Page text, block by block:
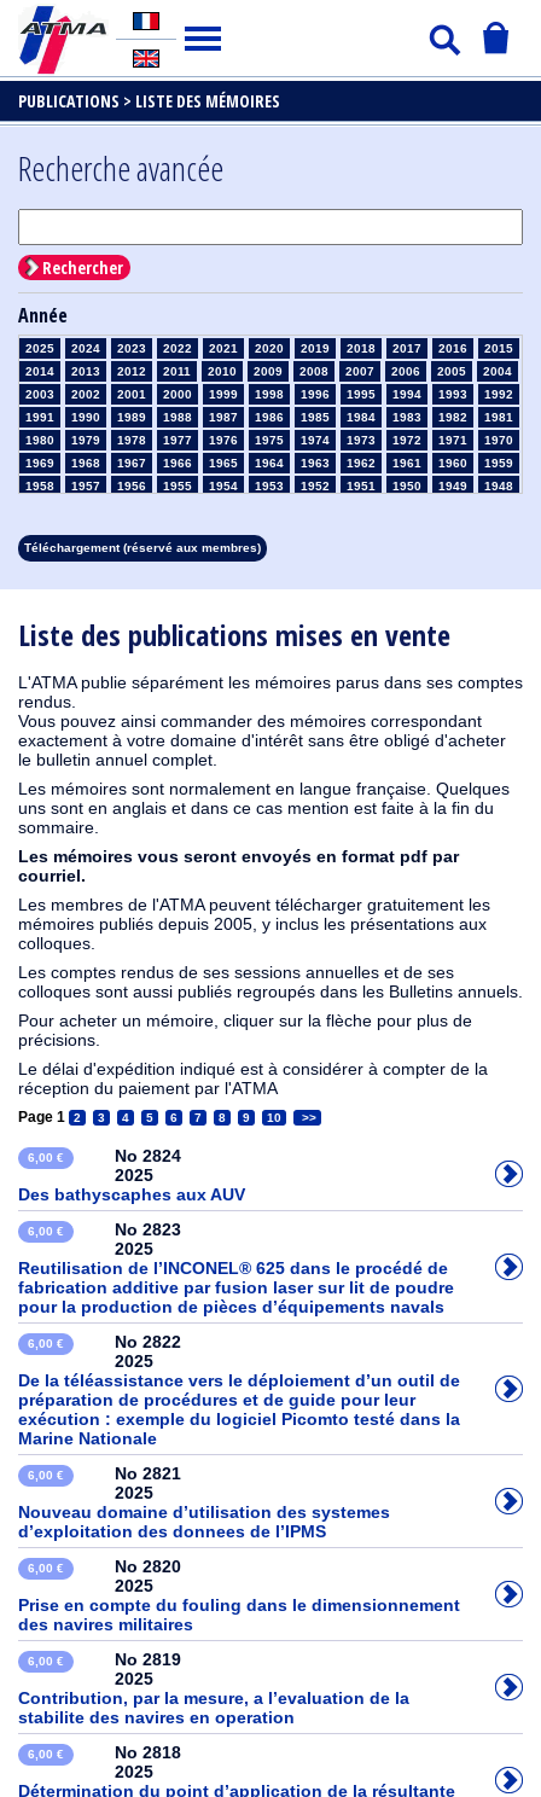
PUBLICATIONS > LISTE DES MÉMOIRES
Liste des publications mises en vente
L'ATMA publie séparément les mémoires parus dans ses comptes
rendus.
Vous pouvez ainsi commander des mémoires correspondant
exactement à votre domaine d'intérêt sans être obligé d'acheter
le bulletin annuel complet.
Les mémoires sont normalement en langue française. Quelques
uns sont en anglais et dans ce cas mention est faite à la fin du
sommaire.
Les mémoires vous seront envoyés en format pdf par
courriel.
Les membres de l'ATMA peuvent télécharger gratuitement les
mémoires publiés depuis 2005, y inclus les présentations aux
colloques.
Les comptes rendus de ses sessions annuelles et de ses
colloques sont aussi publiés regroupés dans les Bulletins annuels.
Pour acheter un mémoire, cliquer sur la flèche pour plus de
précisions.
Le délai d'expédition indiqué est à considérer à compter de la
réception du paiement par l'ATMA
Page 1 2 3 4 5 6 7 8 9 10 >>
6,00 €
No 2824
2025
Des bathyscaphes aux AUV
6,00 €
No 2823
2025
Reutilisation de l’INCONEL® 625 dans le procédé de
fabrication additive par fusion laser sur lit de poudre
pour la production de pièces d’équipements navals
6,00 €
No 2822
2025
De la téléassistance vers le déploiement d’un outil de
préparation de procédures et de guide pour leur
exécution : exemple du logiciel Picomto testé dans la
Marine Nationale
6,00 €
No 2821
2025
Nouveau domaine d’utilisation des systemes
d’exploitation des donnees de l’IPMS
6,00 €
No 2820
2025
Prise en compte du fouling dans le dimensionnement
des navires militaires
6,00 €
No 2819
2025
Contribution, par la mesure, a l’evaluation de la
stabilite des navires en operation
6,00 €
No 2818
2025
Détermination du point d’application de la résultante
Recherche avancée
Rechercher
Année
2025 2024 2023 2022 2021 2020 2019 2018 2017 2016
2015
2014
2013 2012 2011 2010 2009 2008 2007 2006 2005
2004
2003
2002 2001 2000 1999 1998 1996 1995 1994 1993
1992
1991
1990 1989 1988 1987 1986 1985 1984 1983 1982
1981
1980
1979 1978 1977 1976 1975 1974 1973 1972 1971
1970
1969
1968 1967 1966 1965 1964 1963 1962 1961 1960
1959
1958
1957 1956 1955 1954 1953 1952 1951 1950 1949
1948
1913
1912 1911 1910 1909 1908
Téléchargement (réservé aux membres)